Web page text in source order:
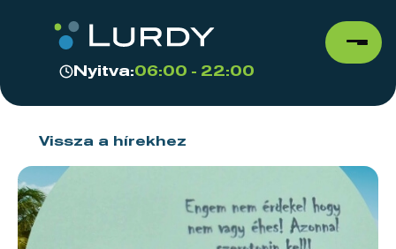
Nyitva:06:00 - 22:00
Vissza a hírekhez